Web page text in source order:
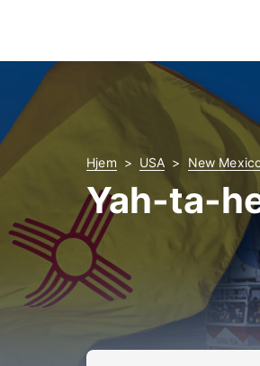
Hjem USA New
Yah-ta-